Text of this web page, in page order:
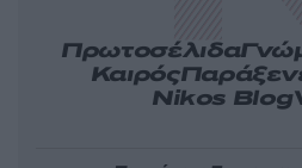
Πρωτοσέλιδα
Καιρός
Nikos Blog